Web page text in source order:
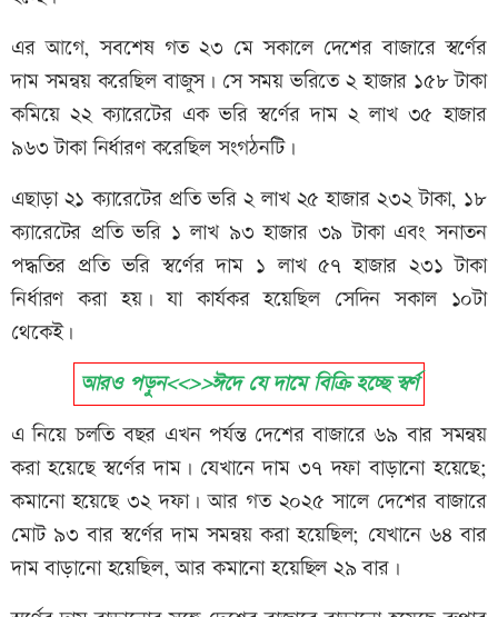
এর আগে, সবশেষ গত ২৩ মে সকালে দেশের বাজারে স্বর্ণের
দাম সমন্বয় করেছিল বাজুস। সে সময় ভরিতে ২ হাজার ১৫৮ টাকা
কমিয়ে ২২ ক্যারেটের এক ভরি স্বর্ণের দাম ২ লাখ ৩৫ হাজার
৯৬৩ টাকা নির্ধারণ করেছিল সংগঠনটি।
এছাড়া ২১ ক্যারেটের প্রতি ভরি ২ লাখ ২৫ হাজার ২৩২ টাকা, ১৮
ক্যারেটের প্রতি ভরি ১ লাখ ৯৩ হাজার ৩৯ টাকা এবং সনাতন
পদ্ধতির প্রতি ভরি স্বর্ণের দাম ১ লাখ ৫৭ হাজার ২৩১ টাকা
নির্ধারণ করা হয়। যা কার্যকর হয়েছিল সেদিন সকাল ১০টা
থেকেই।
আরও পড়ুন<<>>ঈদে যে দামে বিক্রি হচ্ছে স্বর্ণ
এ নিয়ে চলতি বছর এখন পর্যন্ত দেশের বাজারে ৬৯ বার সমন্বয়
করা হয়েছে স্বর্ণের দাম। যেখানে দাম ৩৭ দফা বাড়ানো হয়েছে;
কমানো হয়েছে ৩২ দফা। আর গত ২০২৫ সালে দেশের বাজারে
মোট ৯৩ বার স্বর্ণের দাম সমন্বয় করা হয়েছিল; যেখানে ৬৪ বার
দাম বাড়ানো হয়েছিল, আর কমানো হয়েছিল ২৯ বার।